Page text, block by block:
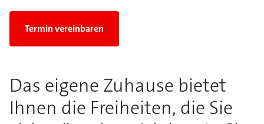
Termin vereinbaren
Das eigene Zuhause bietet
Ihnen die Freiheiten, die Sie